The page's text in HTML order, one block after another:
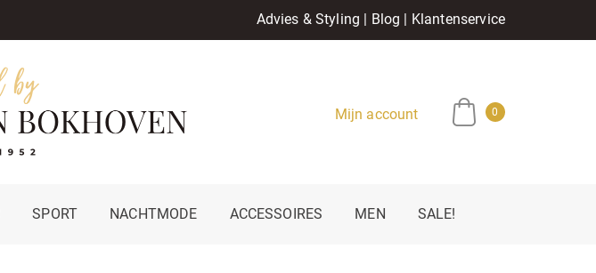
Advies & Styling | Blog | Klantenservice
Mijn account 0
SPORT NACHTMODE ACCESSOIRES MEN SALE!